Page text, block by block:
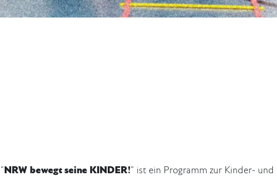
“ NRW bewegt seine KINDER!” ist ein Programm zur Kinder- und